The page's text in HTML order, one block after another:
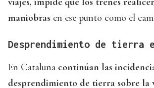
maniobras en ese punto como el
Desprendimiento de tierra
En Cataluña continúan las
desprendimiento de tierra sobre la